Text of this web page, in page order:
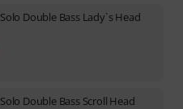
Solo Double Bass Lady`s Head
Solo Double Bass Scroll Head